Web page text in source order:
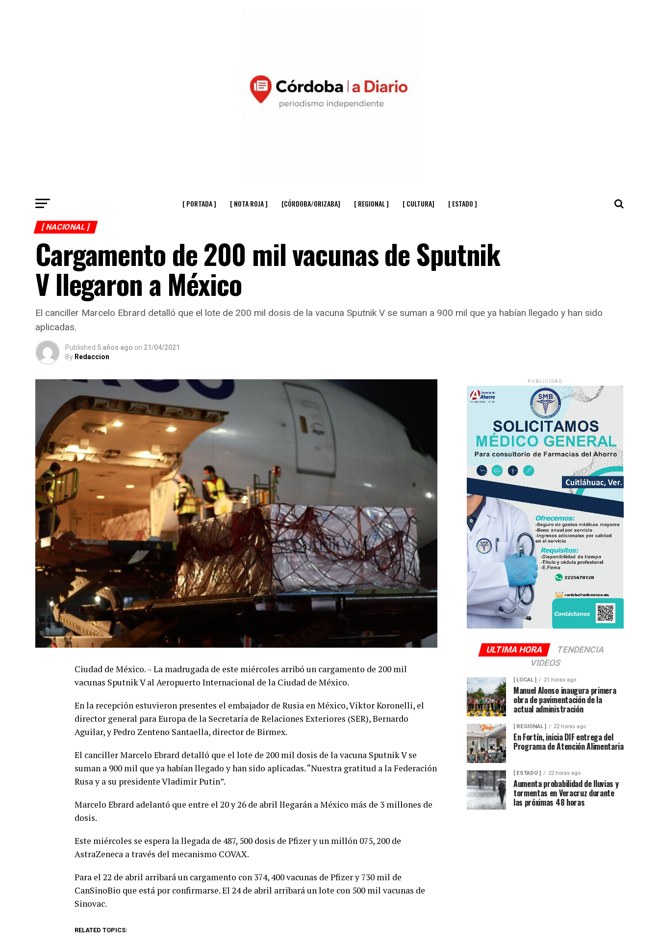
[ PORTADA ] [ NOTA ROJA ] [CÓRDOBA/ORIZABA] [ REGIONAL ] [ CULTURA] [ ESTADO ]
[ NACIONAL ]
Cargamento de 200 mil vacunas de Sputnik
V llegaron a México
El canciller Marcelo Ebrard detalló que el lote de 200 mil dosis de la vacuna Sputnik V se suman a 900 mil que ya habían llegado y han sido
aplicadas.
Published 5 años ago on 21/04/2021
By Redaccion
Ciudad de México. – La madrugada de este miércoles arribó un cargamento de 200 mil
vacunas Sputnik V al Aeropuerto Internacional de la Ciudad de México.
En la recepción estuvieron presentes el embajador de Rusia en México, Viktor Koronelli, el
director general para Europa de la Secretaría de Relaciones Exteriores (SER), Bernardo
Aguilar, y Pedro Zenteno Santaella, director de Birmex.
El canciller Marcelo Ebrard detalló que el lote de 200 mil dosis de la vacuna Sputnik V se
suman a 900 mil que ya habían llegado y han sido aplicadas. “Nuestra gratitud a la Federación
Rusa y a su presidente Vladimir Putin”.
Marcelo Ebrard adelantó que entre el 20 y 26 de abril llegarán a México más de 3 millones de
dosis.
Este miércoles se espera la llegada de 487, 500 dosis de Pfizer y un millón 075, 200 de
AstraZeneca a través del mecanismo COVAX.
Para el 22 de abril arribará un cargamento con 374, 400 vacunas de Pfizer y 730 mil de
CanSinoBio que está por confirmarse. El 24 de abril arribará un lote con 500 mil vacunas de
Sinovac.
RELATED TOPICS:
PUBLICIDAD
ULTIMA HORA
TENDENCIA
VIDEOS
[ LOCAL ] 21 horas ago
Manuel Alonso inaugura primera
obra de pavimentación de la
actual administración
[ REGIONAL ] 22 horas ago
En Fortín, inicia DIF entrega del
Programa de Atención Alimentaria
[ ESTADO ] 22 horas ago
Aumenta probabilidad de lluvias y
tormentas en Veracruz durante
las próximas 48 horas